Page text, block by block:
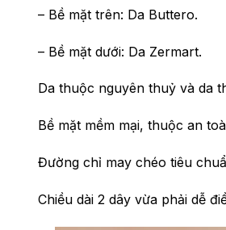
– Bề mặt trên: Da Buttero.
– Bề mặt dưới: Da Zermart.
Da thuộc nguyên thuỷ và da
Bề mặt mềm mại, thuộc an
Đường chỉ may chéo tiêu
Chiều dài 2 dây vừa phải dễ